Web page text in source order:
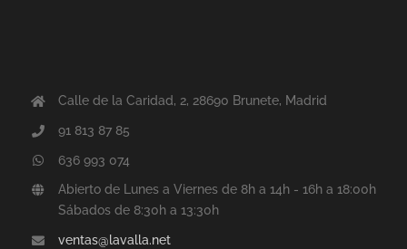
Calle de la Caridad, 2, 28690 Brunete, Madrid
91 813 87 85
636 993 074
Abierto de Lunes a Viernes de 8h a 14h - 16h a 18:00h
Sábados de 8:30h a 13:30h
ventas@lavalla.net